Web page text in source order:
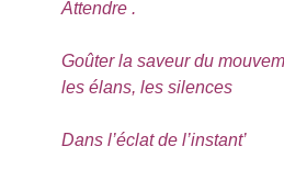
Attendre .
Goûter la saveur du
les élans, les silences
Dans l’éclat de l’instant’